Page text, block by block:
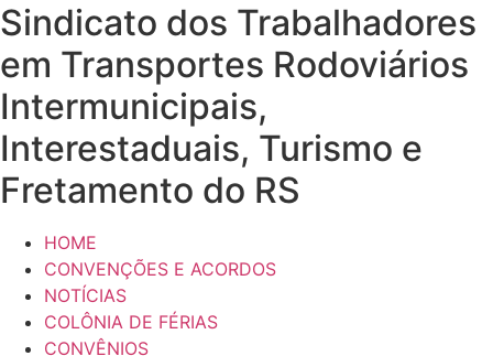
Sindicato dos Trabalhadores
em Transportes Rodoviários
Intermunicipais,
Interestaduais, Turismo e
Fretamento do RS
HOME
CONVENÇÕES E ACORDOS
NOTÍCIAS
COLÔNIA DE FÉRIAS
CONVÊNIOS